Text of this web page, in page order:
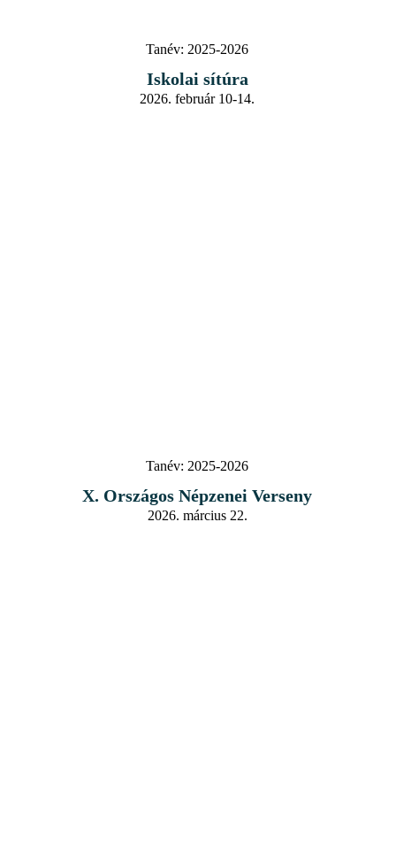
Tanév: 2025-2026
Iskolai sítúra
2026. február 10-14.
Tanév: 2025-2026
X. Országos Népzenei Verseny
2026. március 22.